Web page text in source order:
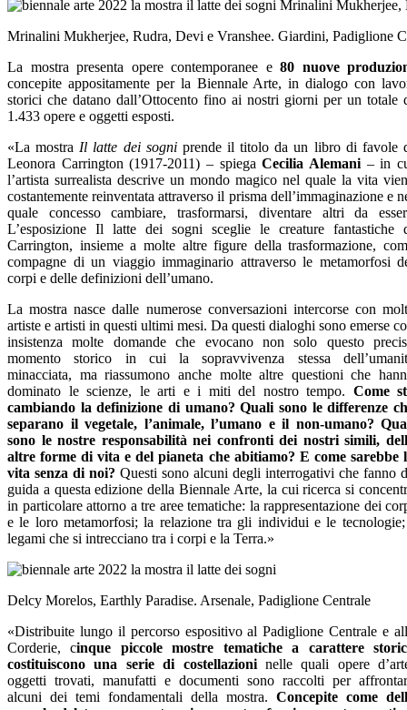
Mrinalini Mukherjee, Rudra, Devi e Vranshee. Giardini, Padiglione
La mostra presenta opere contemporanee e 80 nuove
concepite appositamente per la Biennale Arte, in dialogo con
storici che datano dall’Ottocento fino ai nostri giorni per un totale
1.433 opere e oggetti esposti.
«La mostra Il latte dei sogniprende il titolo da un libro di favole
Leonora Carrington (1917-2011) – spiegaCecilia Alemani – in
l’artista surrealista descrive un mondo magico nel quale la vita
costantemente reinventata attraverso il prisma dell’immaginazione e
quale concesso cambiare, trasformarsi, diventare altri da
L’esposizione Il latte dei sogni sceglie le creature fantastiche
Carrington, insieme a molte altre figure della trasformazione,
compagne di un viaggio immaginario attraverso le metamorfosi
corpi e delle definizioni dell’umano.
La mostra nasce dalle numerose conversazioni intercorse con
artiste e artisti in questi ultimi mesi. Da questi dialoghi sono emerse
insistenza molte domande che evocano non solo questo
momento storico in cui la sopravvivenza stessa
minacciata, ma riassumono anche molte altre questioni che
dominato le scienze, le arti e i miti del nostro tempo. Come
cambiando la definizione di umano? Quali sono le differenze
separano il vegetale, l’animale, l’umano e il non-umano?
sono le nostre responsabilità nei confronti dei nostri simili,
altre forme di vita e del pianeta che abitiamo? E come sarebbe
vita senza di noi? Questi sono alcuni degli interrogativi che fanno
guida a questa edizione della Biennale Arte, la cui ricerca si
in particolare attorno a tre aree tematiche: la rappresentazione dei
e le loro metamorfosi; la relazione tra gli individui e le
legami che si intrecciano tra i corpi e la Terra.»
Delcy Morelos, Earthly Paradise. Arsenale, Padiglione Centrale
«Distribuite lungo il percorso espositivo al Padiglione Centrale e
Corderie, cinque piccole mostre tematiche a carattere
costituiscono una serie di costellazioninelle quali opere
oggetti trovati, manufatti e documenti sono raccolti per
alcuni dei temi fondamentali della mostra. Concepite come